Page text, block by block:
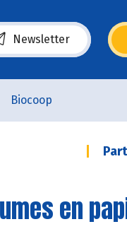
Newsletter
dans une nouvelle
Biocoop
en